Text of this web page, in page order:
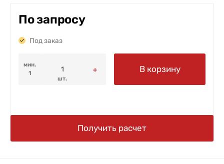
По запросу
Под заказ
мин.
1
шт.
В корзину
Получить расчет